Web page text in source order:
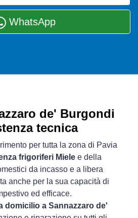
WhatsApp
de' Burgondi
tecnica
per tutta la zona di Pavia
frigoriferi Miele e della
da incasso e a libera
anche per la sua capacità di
ed efficace.
domicilio a Sannazzaro de'